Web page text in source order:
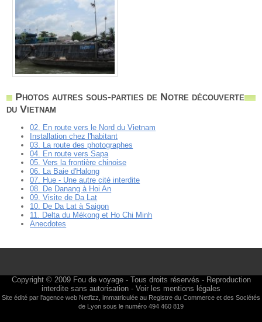
Photos autres sous-parties de Notre découverte
du Vietnam
02. En route vers le Nord du Vietnam
Installation chez l'habitant
03. La route des photographes
04. En route vers Sapa
05. Vers la frontière chinoise
06. La Baie d'Halong
07. Hue - Une autre cité interdite
08. De Danang à Hoi An
09. Visite de Da Lat
10. De Da Lat à Saigon
11. Delta du Mékong et Ho Chi Minh
Anecdotes
Copyright © 2009 Fou de voyage- Tous droits réservés - Reproduction
interdite sans autorisation - Voir les mentions légales
Site édité par l'agence web Netfizz , immatriculée au Registre du Commerce et des Sociétés
de Lyon sous le numéro 494 460 819